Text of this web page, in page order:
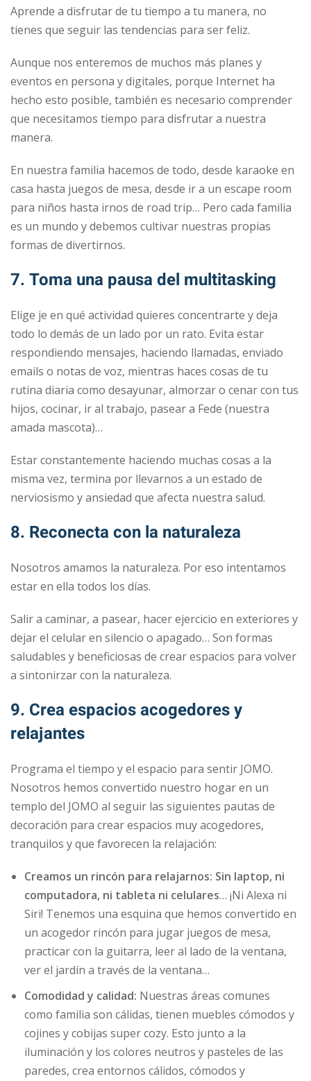
Aprende a disfrutar de tu tiempo a tu manera, no
tienes que seguir las tendencias para ser feliz.
Aunque nos enteremos de muchos más planes y
eventos en persona y digitales, porque Internet ha
hecho esto posible, también es necesario comprender
que necesitamos tiempo para disfrutar a nuestra
manera.
En nuestra familia hacemos de todo, desde karaoke en
casa hasta juegos de mesa, desde ir a un escape room
para niños hasta irnos de road trip… Pero cada familia
es un mundo y debemos cultivar nuestras propias
formas de divertirnos.
7. Toma una pausa del multitasking
Elige je en qué actividad quieres concentrarte y deja
todo lo demás de un lado por un rato. Evita estar
respondiendo mensajes, haciendo llamadas, enviado
emails o notas de voz, mientras haces cosas de tu
rutina diaria como desayunar, almorzar o cenar con tus
hijos, cocinar, ir al trabajo, pasear a Fede (nuestra
amada mascota)…
Estar constantemente haciendo muchas cosas a la
misma vez, termina por llevarnos a un estado de
nerviosismo y ansiedad que afecta nuestra salud.
8. Reconecta con la naturaleza
Nosotros amamos la naturaleza. Por eso intentamos
estar en ella todos los días.
Salir a caminar, a pasear, hacer ejercicio en exteriores y
dejar el celular en silencio o apagado… Son formas
saludables y beneficiosas de crear espacios para volver
a sintonirzar con la naturaleza.
9. Crea espacios acogedores y
relajantes
Programa el tiempo y el espacio para sentir JOMO.
Nosotros hemos convertido nuestro hogar en un
templo del JOMO al seguir las siguientes pautas de
decoración para crear espacios muy acogedores,
tranquilos y que favorecen la relajación:
Creamos un rincón para relajarnos: Sin laptop, ni
computadora, ni tableta ni celulares… ¡Ni Alexa ni
Siri! Tenemos una esquina que hemos convertido en
un acogedor rincón para jugar juegos de mesa,
practicar con la guitarra, leer al lado de la ventana,
ver el jardín a través de la ventana…
Comodidad y calidad: Nuestras áreas comunes
como familia son cálidas, tienen muebles cómodos y
cojines y cobijas super cozy. Esto junto a la
iluminación y los colores neutros y pasteles de las
paredes, crea entornos cálidos, cómodos y